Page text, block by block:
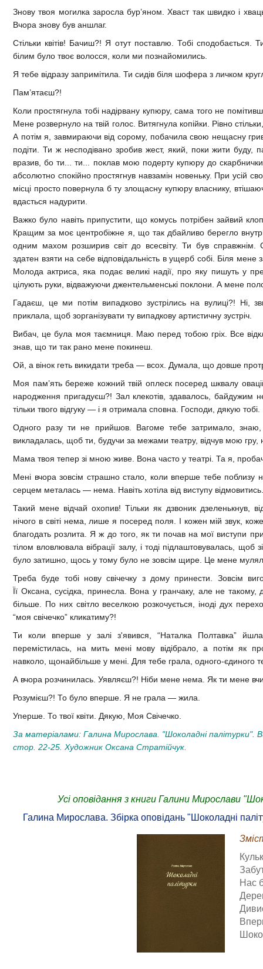
Знову твоя могилка заросла бур’яном. Хваст так швидко і
Вчора знову був аншлаг.
Стільки квітів! Бачиш?! Я отут поставлю. Тобі сподобається.
білим було твоє волосся, коли ми познайомились.
Я тебе відразу запримітила. Ти сидів біля шофера з личком
Пам’ятаєш?!
Коли простягнула тобі надірвану купюру, сама того не
Мене розвернуло на твій голос. Витягнула копійки. Рівно
А потім я, завмираючи від сорому, побачила свою нещасну
подіти. Ти ж несподівано зробив жест, який, поки жити буду,
вразив, бо ти... ти... поклав мою подерту купюру до
абсолютно спокійно простягнув навзамін новеньку. При усій
місці просто повернула б ту злощасну купюру власнику,
вдасться надурити.
Важко було навіть припустити, що комусь потрібен зайвий
Кращим за моє центробіжне я, що так дбайливо берегло
одним махом розширив світ до всесвіту. Ти був справжнім.
здатен взяти на себе відповідальність в ущерб собі. Біля
Молода актриса, яка подає великі надії, про яку пишуть у
цілують руки, відважуючи джентельменські поклони. А мене
Гадаєш, це ми потім випадково зустрілись на вулиці?! Ні,
приклала, щоб зорганізувати ту випадкову артистичну зустріч.
Вибач, це була моя таємниця. Маю перед тобою гріх. Все
знав, що ти так рано мене покинеш.
Ой, а вінок геть викидати треба — всох. Думала, що довше
Моя пам’ять береже кожний твій оплеск посеред шквалу
народження пригадуєш?! Зал клекотів, здавалось, байдужим
тільки твого відгуку — і я отримала сповна. Господи, дякую тобі.
Одного разу ти не прийшов. Вагоме тебе затримало,
викладалась, щоб ти, будучи за межами театру, відчув мою гру,
Мама твоя тепер зі мною живе. Вона часто у театрі. Та я,
Мені вчора зовсім страшно стало, коли вперше тебе поблизу
серцем металась — нема. Навіть хотіла від виступу відмовитись.
Такий мене відчай охопив! Тільки як дзвоник дзеленькнув,
нічого в світі нема, лише я посеред поля. І кожен мій звук,
благодать розлита. Я ж до того, як ти почав на мої виступи
тілом вловлювала вібрації залу, і тоді підлаштовувалась, щоб
було затишно, щось у тому було не зовсім щире. Це мене
Треба буде тобі нову свічечку з дому принести. Зовсім
Її Оксана, сусідка, принесла. Вона у гранчаку, але не такому,
більше. По них світло веселкою розкочується, іноді дух
“моя свічечко” кликатиму?!
Ти коли вперше у залі з'явився, “Наталка Полтавка”
перемістилась, на мить мені мову відібрало, а потім як
навколо, щонайбільше у мені. Для тебе грала, одного-єдиного
А вчора розчинилась. Уявляєш?! Ніби мене нема. Як ти мене
Розумієш?! То було вперше. Я не грала — жила.
Уперше. То твої квіти. Дякую, Моя Свічечко.
За матеріалами: Галина Мирослава. "Шоколадні палітурки".
стор. 22-25. Художник Оксана Стратійчук.​
Усі оповідання з книги Галини Мирослави
Галина Мирослава. Збірка оповідань "Шоколадні
Нас